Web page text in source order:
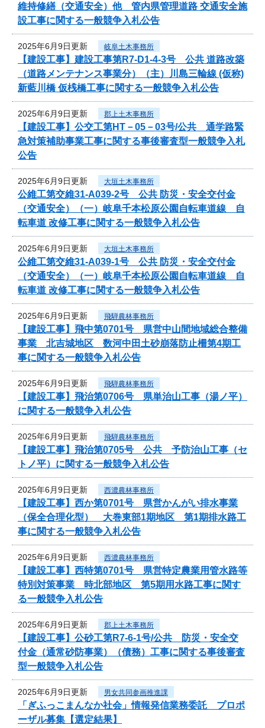
維持修繕（交通安全）他 管内県管理道路 交通安全施
設工事に関する一般競争入札公告
2025年6月9日更新 岐阜土木事務所
【建設工事】建設工事第R7-D1-4-3号 公共 道路改築
（道路メンテナンス事業分）（主）川島三輪線 (仮称)
新藍川橋 仮桟橋工事に関する一般競争入札公告
2025年6月9日更新 郡上土木事務所
【建設工事】公交工第HT－05－03号/公共 通学路緊
急対策補助事業工事に関する事後審査型一般競争入札
公告
2025年6月9日更新 大垣土木事務所
公維工第交維31-A039-2号 公共 防災・安全交付金
（交通安全）（一）岐阜千本松原公園自転車道線 自
転車道 改修工事に関する一般競争入札公告
2025年6月9日更新 大垣土木事務所
公維工第交維31-A039-1号 公共 防災・安全交付金
（交通安全）（一）岐阜千本松原公園自転車道線 自
転車道 改修工事に関する一般競争入札公告
2025年6月9日更新 飛騨農林事務所
【建設工事】飛中第0701号 県営中山間地域総合整備
事業 北吉城地区 数河中田土砂崩落防止柵第4期工
事に関する一般競争入札公告
2025年6月9日更新 飛騨農林事務所
【建設工事】飛治第0706号 県単治山工事（湯ノ平）
に関する一般競争入札公告
2025年6月9日更新 飛騨農林事務所
【建設工事】飛治第0705号 公共 予防治山工事（セ
トノ平）に関する一般競争入札公告
2025年6月9日更新 西濃農林事務所
【建設工事】西か第0701号 県営かんがい排水事業
（保全合理化型） 大巻東部1期地区 第1期排水路工
事に関する一般競争入札公告
2025年6月9日更新 西濃農林事務所
【建設工事】西特第0701号 県営特定農業用管水路等
特別対策事業 時北部地区 第5期用水路工事に関す
る一般競争入札公告
2025年6月9日更新 郡上土木事務所
【建設工事】公砂工第R7-6-1号/公共 防災・安全交
付金（通常砂防事業）（債務）工事に関する事後審査
型一般競争入札公告
2025年6月9日更新 男女共同参画推進課
「ぎふっこまんなか社会」情報発信業務委託 プロポ
ーザル募集【選定結果】